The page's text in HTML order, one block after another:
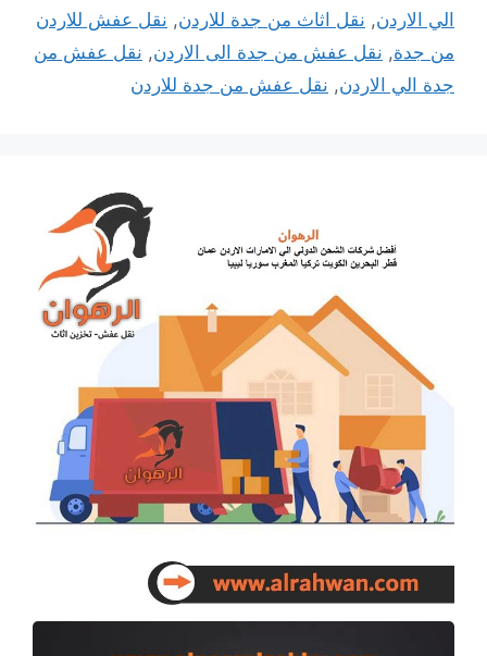
الي الاردن, نقل اثاث من جدة للاردن, نقل عفش للاردن
من جدة, نقل عفش من جدة الى الاردن, نقل عفش من
جدة الي الاردن, نقل عفش من جدة للاردن